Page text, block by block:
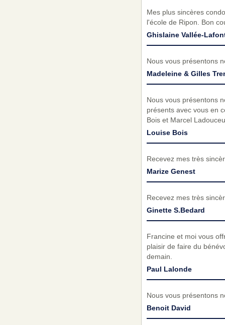
Mes plus sincères
l'école de Ripon. Bon
Ghislaine Vallée-
Nous vous présentons
Madeleine & Gilles
Nous vous présentons
présents avec vous en
Bois et Marcel
Louise Bois
Recevez mes très
Marize Genest
Recevez mes très
Ginette S.Bedard
Francine et moi vous
plaisir de faire du
demain.
Paul Lalonde
Nous vous présentons
Benoit David